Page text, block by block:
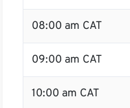
08:00 am CAT
09:00 am CAT
10:00 am CAT